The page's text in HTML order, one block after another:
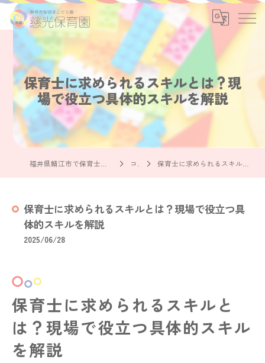
保育士に求められるスキルとは？現
場で役立つ具体的スキルを解説
コラム 保育士に求められるスキルとは？現場で役立つ具体的スキルを解説
保育士に求められるスキルとは？現場で役立つ具
体的スキルを解説
2025/06/28
保育士に求められるスキルと
は？現場で役立つ具体的スキル
を解説